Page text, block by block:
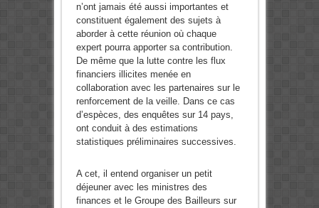
n’ont jamais été aussi importantes et
constituent également des sujets à
aborder à cette réunion où chaque
expert pourra apporter sa contribution.
De même que la lutte contre les flux
financiers illicites menée en
collaboration avec les partenaires sur le
renforcement de la veille. Dans ce cas
d’espèces, des enquêtes sur 14 pays,
ont conduit à des estimations
statistiques préliminaires successives.
A cet, il entend organiser un petit
déjeuner avec les ministres des
finances et le Groupe des Bailleurs sur